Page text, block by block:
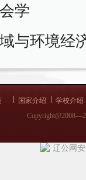
学
与环境经
国家介绍
学校介绍
辽公网安